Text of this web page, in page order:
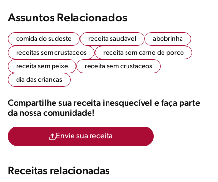
Assuntos Relacionados
comida do sudeste receita saudável
abobrinha
receitas sem crustaceos
receita sem carne de porco
receita sem peixe
receita sem crustaceos
dia das criancas
Compartilhe sua receita inesquecível e faça parte
da nossa comunidade!
Envie sua receita
Receitas relacionadas